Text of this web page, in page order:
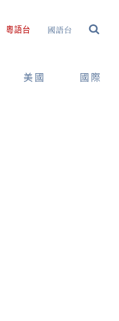
粵語台 國語台
美國 國際